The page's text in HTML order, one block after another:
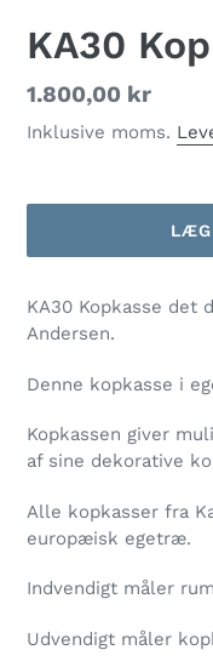
KA30
Normalpris
1.800,00 kr
Inklusive moms.
LÆG
din
indkøbskurv
KA30 Kopkasse det
Andersen.
Denne kopkasse i
Kopkassen giver
af sine dekorative
Alle kopkasser fra
europæisk egetræ.
Indvendigt måler
Udvendigt måler